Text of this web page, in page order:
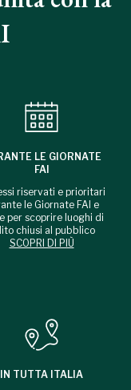
LE GIORNATE
FAI
riservati e prioritari
le Giornate FAI e
per scoprire luoghi di
chiusi al pubblico
SCOPRI DI PIÙ
IN TUTTA ITALIA